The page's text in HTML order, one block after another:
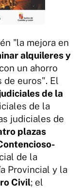
"la mejora en
alquileres y
un ahorro
de euros". El
de la
de la
judiciales de
plazas
de la
Provincial y la
Civil; el